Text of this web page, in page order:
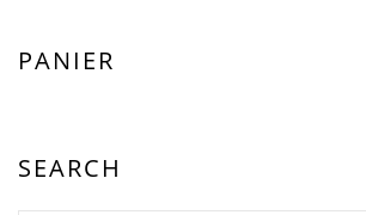
PANIER
SEARCH